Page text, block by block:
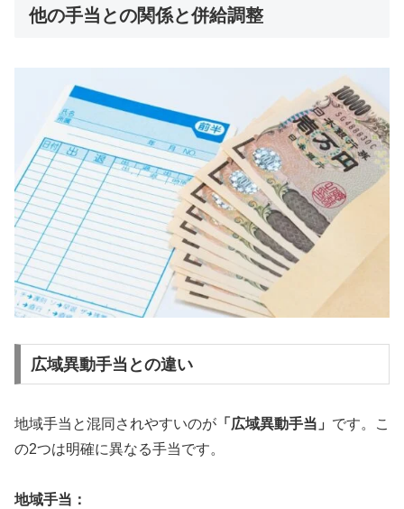
他の手当との関係と併給調整
広域異動手当との違い
地域手当と混同されやすいのが 「広域異動手当」 です。こ
の2つは明確に異なる手当です。
地域手当：